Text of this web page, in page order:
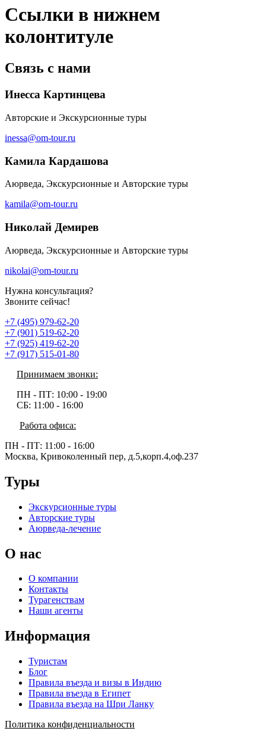
Ссылки в нижнем
колонтитуле
Связь с нами
Инесса Картинцева
Авторские и Экскурсионные туры
inessa@om-tour.ru
Камила Кардашова
Аюрведа, Экскурсионные и Авторские туры
kamila@om-tour.ru
Николай Демирев
Аюрведа, Экскурсионные и Авторские туры
nikolai@om-tour.ru
Нужна консультация?
Звоните сейчас!
+7 (495) 979-62-20
+7 (901) 519-62-20
+7 (925) 419-62-20
+7 (917) 515-01-80
Принимаем звонки:
ПН - ПТ: 10:00 - 19:00
СБ: 11:00 - 16:00
Работа офиса:
ПН - ПТ: 11:00 - 16:00
Москва, Кривоколенный пер, д.5,корп.4,оф.237
Туры
Экскурсионные туры
Авторские туры
Аюрведа-лечение
О нас
О компании
Контакты
Турагенствам
Наши агенты
Информация
Туристам
Блог
Правила въезда и визы в Индию
Правила въезда в Египет
Правила въезда на Шри Ланку
Политика конфиденциальности